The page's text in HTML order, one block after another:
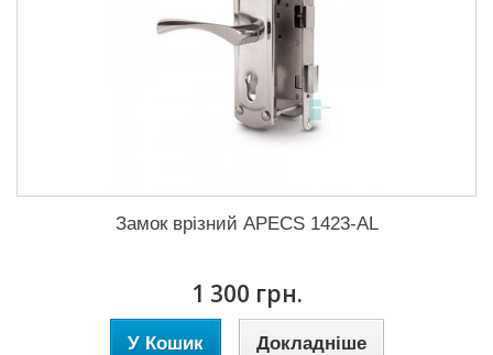
Замок врізний APECS 1423-AL
1 300 грн.
У Кошик Докладніше